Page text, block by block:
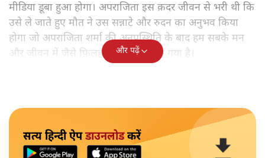
मीडिया डूबा हुआ होगा। अपराजिता इस क़दर जीवन से भरी थी कि
उसे ले जाते हुए मौत ने उस सन्नाटे और रुदन का अनुभव किया
होगा जो अपराजिता शर्मा की अनुपस्थिति के बाद हम सबके मन
और जीवन में जैसे फ़िलहाल घर करके बैठ गया है।
और पढ़ें
सत्य हिन्दी ऐपडाउनलोडकरें